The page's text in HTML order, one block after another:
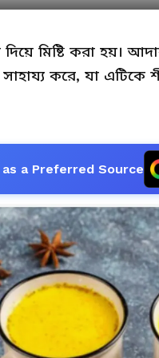
মিষ্টি করা হয়।
করে, যা এটিকে
a Preferred Source